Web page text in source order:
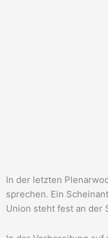
In der letzten
sprechen. Ein
Union steht fest an der